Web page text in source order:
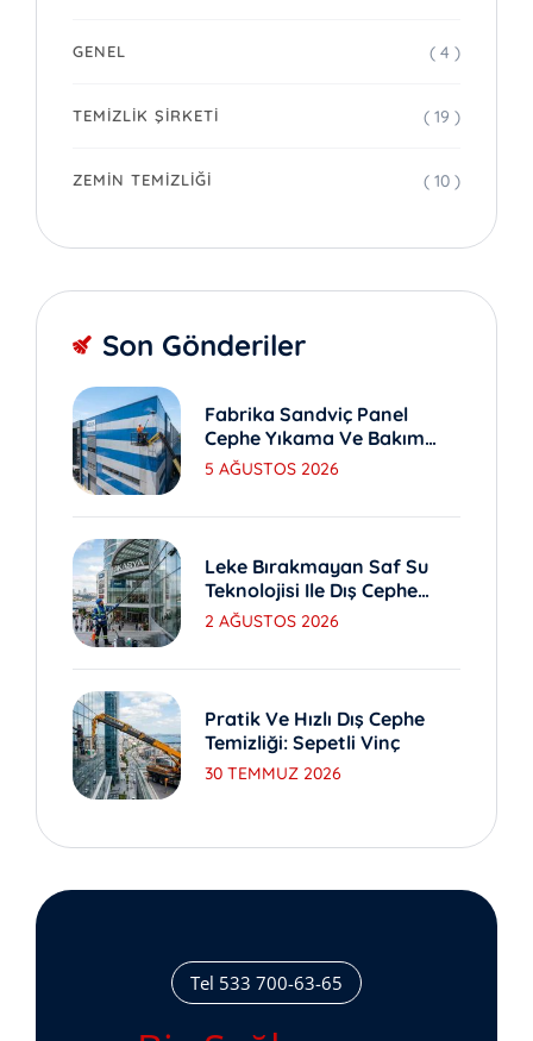
GENEL ( 4 )
TEMIZLIK ŞIRKETI ( 19 )
ZEMIN TEMIZLIĞI ( 10 )
Son Gönderiler
Fabrika Sandviç Panel
Cephe Yıkama Ve Bakım
Yöntemleri
5 AĞUSTOS 2026
Leke Bırakmayan Saf Su
Teknolojisi Ile Dış Cephe
Yıkama
2 AĞUSTOS 2026
Pratik Ve Hızlı Dış Cephe
Temizliği: Sepetli Vinç
30 TEMMUZ 2026
Tel 533 700-63-65